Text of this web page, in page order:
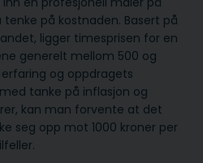
på kostnaden. Basert på
ligger timesprisen for en
generelt mellom 500 og
og oppdragets
tanke på inflasjon og
kan man forvente at det
seg opp mot 1000 kroner per